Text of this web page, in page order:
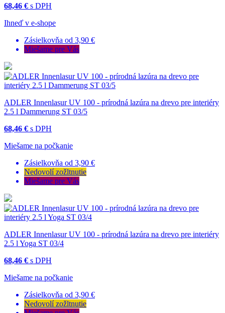
68,46 € s DPH
Ihneď v e-shope
Zásielkovňa od 3,90 €
Miešame pre Vás
ADLER Innenlasur UV 100 - prírodná lazúra na drevo pre interiéry
2.5 l Dammerung ST 03/5
68,46 € s DPH
Miešame na počkanie
Zásielkovňa od 3,90 €
Nedovolí zožltnutie
Miešame pre Vás
ADLER Innenlasur UV 100 - prírodná lazúra na drevo pre interiéry
2.5 l Yoga ST 03/4
68,46 € s DPH
Miešame na počkanie
Zásielkovňa od 3,90 €
Nedovolí zožltnutie